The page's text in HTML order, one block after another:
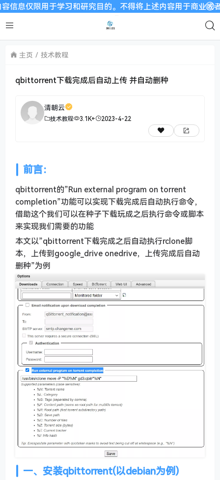
于学习和研究目的。不得将上述内容用于商业或者非法用
主页 技术教程
qbittorrent下载完成后自动上传 并自动删种
清朝云
技术教程 3.1K+ 2023-4-22
前言：
qbittorrent的”Run external program on torrent
completion”功能可以实现下载完成后自动执行命令，
借助这个我们可以在种子下载玩成之后执行命令或脚本
来实现我们需要的功能
本文以”qbittorrent下载完成之后自动执行rclone脚
本，上传到google_drive onedrive，上传完成后自动
删种”为例
一、安装qbittorrent(以debian为例)